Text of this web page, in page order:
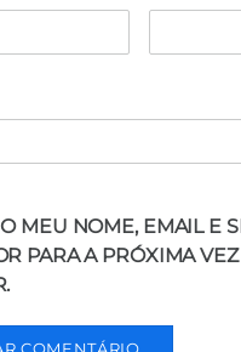
MEU NOME, EMAIL E
PARA A PRÓXIMA